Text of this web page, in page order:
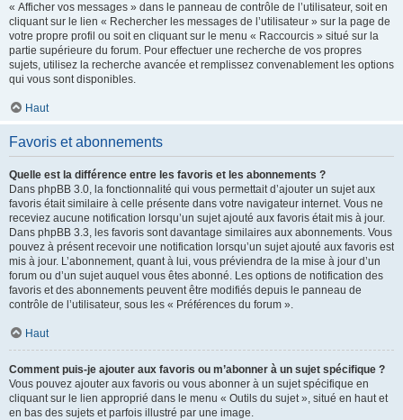
« Afficher vos messages » dans le panneau de contrôle de l’utilisateur, soit en
cliquant sur le lien « Rechercher les messages de l’utilisateur » sur la page de
votre propre profil ou soit en cliquant sur le menu « Raccourcis » situé sur la
partie supérieure du forum. Pour effectuer une recherche de vos propres
sujets, utilisez la recherche avancée et remplissez convenablement les options
qui vous sont disponibles.
Haut
Favoris et abonnements
Quelle est la différence entre les favoris et les abonnements ?
Dans phpBB 3.0, la fonctionnalité qui vous permettait d’ajouter un sujet aux
favoris était similaire à celle présente dans votre navigateur internet. Vous ne
receviez aucune notification lorsqu’un sujet ajouté aux favoris était mis à jour.
Dans phpBB 3.3, les favoris sont davantage similaires aux abonnements. Vous
pouvez à présent recevoir une notification lorsqu’un sujet ajouté aux favoris est
mis à jour. L’abonnement, quant à lui, vous préviendra de la mise à jour d’un
forum ou d’un sujet auquel vous êtes abonné. Les options de notification des
favoris et des abonnements peuvent être modifiés depuis le panneau de
contrôle de l’utilisateur, sous les « Préférences du forum ».
Haut
Comment puis-je ajouter aux favoris ou m’abonner à un sujet spécifique ?
Vous pouvez ajouter aux favoris ou vous abonner à un sujet spécifique en
cliquant sur le lien approprié dans le menu « Outils du sujet », situé en haut et
en bas des sujets et parfois illustré par une image.